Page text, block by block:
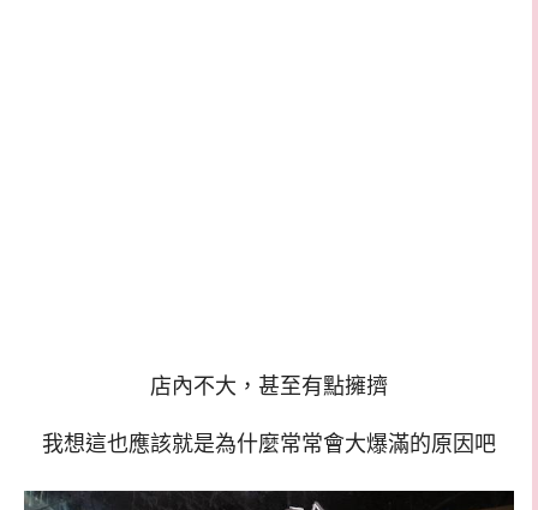
店內不大 ，甚至有點擁擠
我想這也應該就是為什麼常常會大爆滿的原因吧